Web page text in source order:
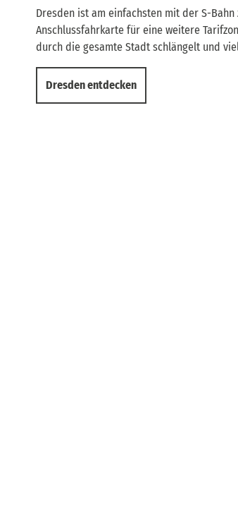
Dresden ist am einfachsten mit der S-
Anschlussfahrkarte für eine weitere
durch die gesamte Stadt schlängelt und
Dresden entdecken